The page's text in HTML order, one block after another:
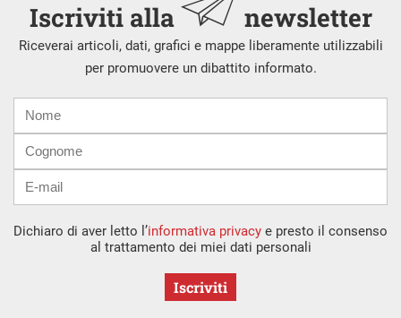
Iscriviti alla newsletter
Riceverai articoli, dati, grafici e mappe liberamente utilizzabili
per promuovere un dibattito informato.
mail
Dichiaro di aver letto l’informativa privacy e presto il consenso
al trattamento dei miei dati personali
Iscriviti